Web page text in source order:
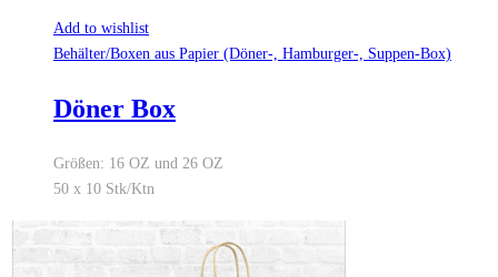
Add to wishlist
Behälter/Boxen aus Papier (Döner-, Hamburger-, Suppen-Box)
Döner Box
Größen: 16 OZ und 26 OZ
50 x 10 Stk/Ktn